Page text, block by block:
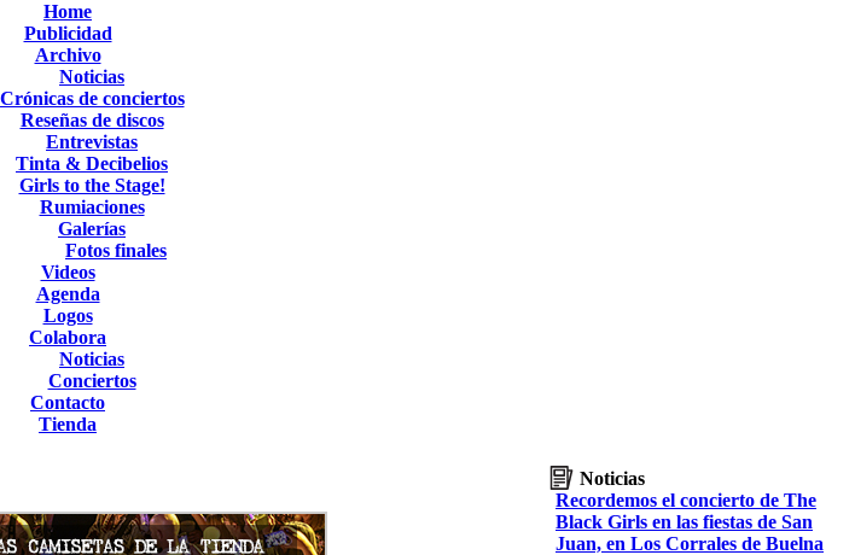
Home
Publicidad
Archivo
Noticias
Crónicas de conciertos
Reseñas de discos
Entrevistas
Tinta & Decibelios
Girls to the Stage!
Rumiaciones
Galerías
Fotos finales
Videos
Agenda
Logos
Colabora
Noticias
Conciertos
Contacto
Tienda
Noticias
Recordemos el concierto de The
Black Girls en las fiestas de San
Juan, en Los Corrales de Buelna